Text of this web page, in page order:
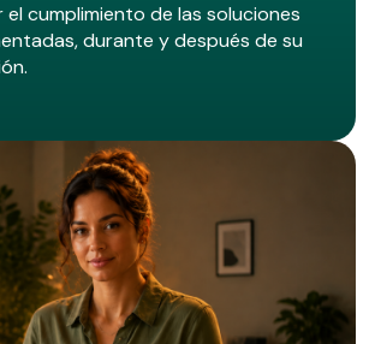
el cumplimiento de las soluciones
durante y después de su